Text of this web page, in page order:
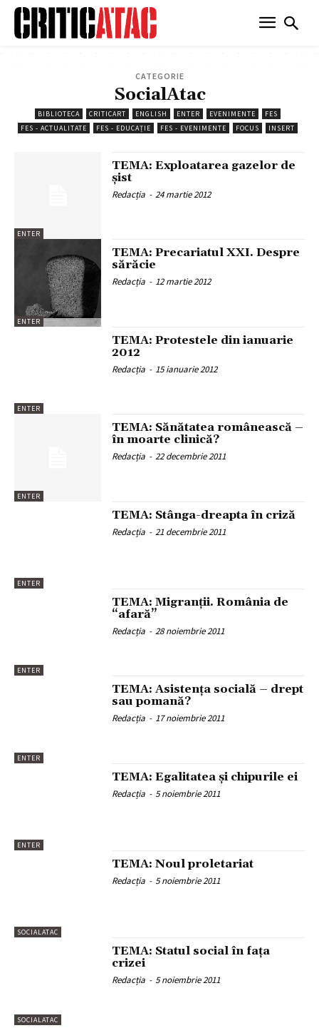
CATEGORIE
SocialAtac
BIBLIOTECA CRITICART ENGLISH ENTER EVENIMENTE
FES
FES - ACTUALITATE
FES - EDUCAȚIE FES - EVENIMENTE FOCUS INSERT
ENTER
TEMA: Exploatarea gazelor de
șist
Redacția - 24 martie 2012
ENTER
TEMA: Precariatul XXI. Despre
sărăcie
Redacția - 12 martie 2012
ENTER
TEMA: Protestele din ianuarie
2012
Redacția - 15 ianuarie 2012
ENTER
TEMA: Sănătatea românească –
în moarte clinică?
Redacția - 22 decembrie 2011
ENTER
TEMA: Stânga-dreapta în criză
Redacția - 21 decembrie 2011
ENTER
TEMA: Migranţii. România de
“afară”
Redacția - 28 noiembrie 2011
ENTER
TEMA: Asistenţa socială – drept
sau pomană?
Redacția - 17 noiembrie 2011
ENTER
TEMA: Egalitatea şi chipurile ei
Redacția - 5 noiembrie 2011
SOCIALATAC
TEMA: Noul proletariat
Redacția - 5 noiembrie 2011
SOCIALATAC
TEMA: Statul social în faţa
crizei
Redacția - 5 noiembrie 2011